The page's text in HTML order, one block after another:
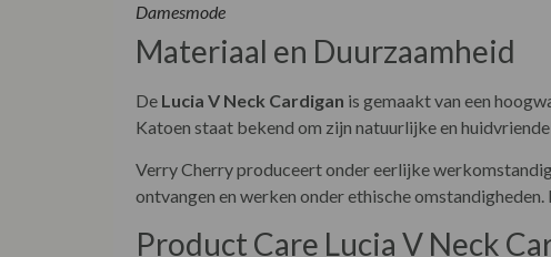
Damesmode
Materiaal en Duurzaamheid
De Lucia V Neck Cardigan is gemaakt van een
Katoen staat bekend om zijn natuurlijke en
Verry Cherry produceert onder eerlijke
ontvangen en werken onder ethische
Product Care Lucia V Neck